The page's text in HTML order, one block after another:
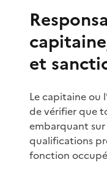
et
Le capitaine ou
de vérifier que
embarquant
qualifications
fonction